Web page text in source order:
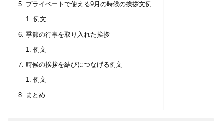
プライベートで使える9月の時候の挨拶文例
例文
季節の行事を取り入れた挨拶
例文
時候の挨拶を結びにつなげる例文
例文
まとめ